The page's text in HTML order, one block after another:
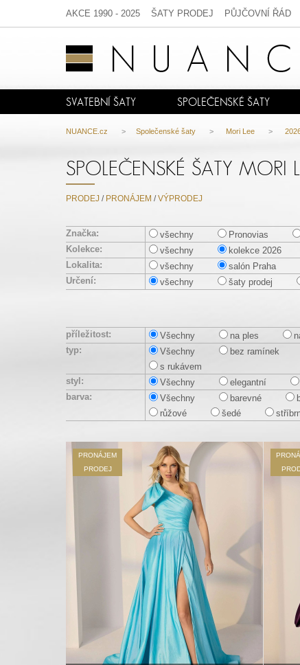
AKCE 1990 - 2025 ŠATY PRODEJ PŮJČOVNÍ ŘÁD
SVATEBNÍ ŠATY SPOLEČENSKÉ ŠATY
NUANCE.cz > Společenské šaty > Mori Lee >
SPOLEČENSKÉ ŠATY MORI
PRODEJ / PRONÁJEM /VÝPRODEJ
Značka: všechny Pronovias
Kolekce:
všechny kolekce 2026
Lokalita:
všechny
salón Praha
Určení:
všechny šaty prodej
příležitost: Všechny na ples
typ:
Všechny bez ramínek
s rukávem
styl:
Všechny elegantní
barva:
Všechny barevné
růžové
šedé
PRONÁJEM
PRODEJ